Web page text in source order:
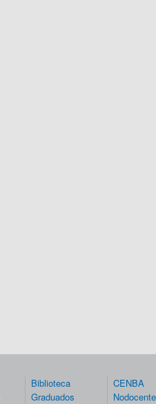
Biblioteca
Graduados
CENBA